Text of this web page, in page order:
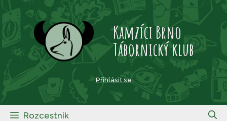
Přeskočit
obsah
Kamzíci Brno
Tábornický klub
Přihlásit se
Rozcestník